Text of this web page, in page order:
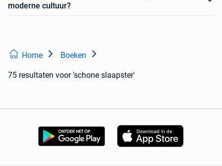
moderne cultuur?
Home Boeken
75 resultaten voor 'schone slaapster'